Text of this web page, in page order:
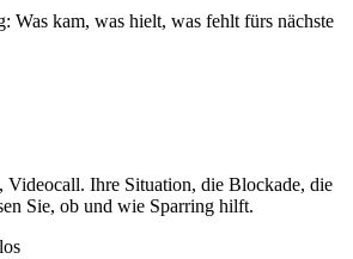
Was kam, was hielt, was fehlt fürs nächste
Videocall. Ihre Situation, die Blockade, die
Sie, ob und wie Sparring hilft.